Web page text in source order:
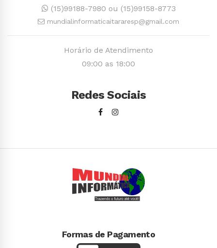
(15)99188-7980 ou (15)99158-8773
mundialinformaticaitararesp@gmail.com
Horário de Atendimento
09:00 as 18:00
Redes Sociais
Formas de Pagamento